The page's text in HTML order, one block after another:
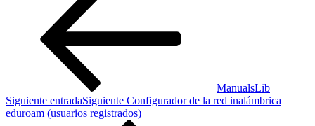
ManualsLib
Siguiente entradaSiguiente Configurador de la red inalámbrica
eduroam (usuarios registrados)